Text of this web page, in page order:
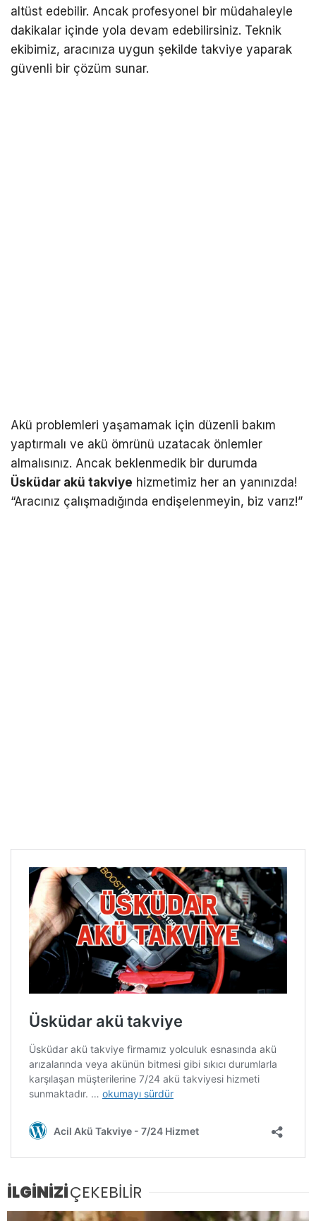
altüst edebilir. Ancak profesyonel bir müdahaleyle
dakikalar içinde yola devam edebilirsiniz. Teknik
ekibimiz, aracınıza uygun şekilde takviye yaparak
güvenli bir çözüm sunar.
Akü problemleri yaşamamak için düzenli bakım
yaptırmalı ve akü ömrünü uzatacak önlemler
almalısınız. Ancak beklenmedik bir durumda
Üsküdar akü takviye hizmetimiz her an yanınızda!
“Aracınız çalışmadığında endişelenmeyin, biz varız!”
İLGİNİZİÇEKEBİLİR